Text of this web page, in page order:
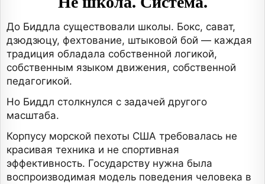
До Биддла существовали школы. Бокс, сават,
дзюдзюцу, фехтование, штыковой бой — каждая
традиция обладала собственной логикой,
собственным языком движения, собственной
педагогикой.
Но Биддл столкнулся с задачей другого
масштаба.
Корпусу морской пехоты США требовалась не
красивая техника и не спортивная
эффективность. Государству нужна была
воспроизводимая модель поведения человека в